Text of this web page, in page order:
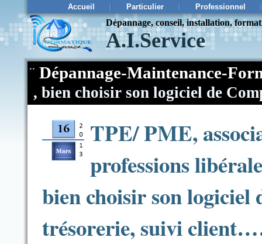
Accueil Particulier Professionnel
Dépannage, conseil, installation,
A.I.Service
¨ Dépannage-Maintenance-
, bien choisir son logiciel de
TPE/ PME,
professions
bien choisir son logiciel
trésorerie, suivi